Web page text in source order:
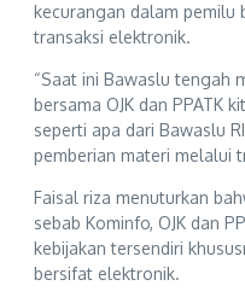
kecurangan dalam pemilu
transaksi elektronik.
“Saat ini Bawaslu tengah
bersama OJK dan PPATK
seperti apa dari Bawaslu
pemberian materi melalui
Faisal riza menuturkan
sebab Kominfo, OJK dan
kebijakan tersendiri
bersifat elektronik.